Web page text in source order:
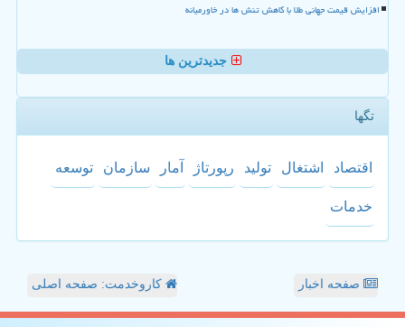
افزایش قیمت جهانی طلا با کاهش تنش ها در خاورمیانه
جدیدترین ها
تگها
اقتصاد اشتغال تولید رپورتاژ آمار سازمان توسعه
خدمات
صفحه اخبار کاروخدمت: صفحه اصلی